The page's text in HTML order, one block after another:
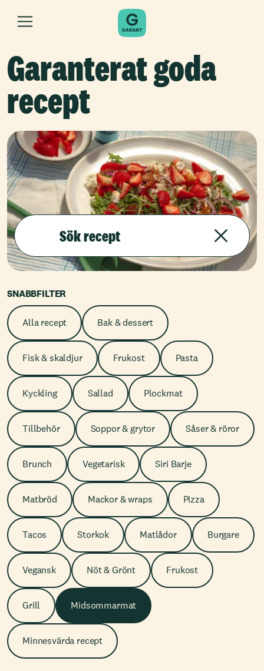
Garanterat goda
recept
SNABBFILTER
Alla recept Bak & dessert
Fisk & skaldjur Frukost Pasta
Kyckling Sallad Plockmat
Tillbehör Soppor & grytor Såser & röror
Brunch Vegetarisk Siri Barje
Matbröd Mackor & wraps Pizza
Tacos Storkok Matlådor Burgare
Vegansk Nöt & Grönt Frukost
Grill Midsommarmat
Minnesvärda recept